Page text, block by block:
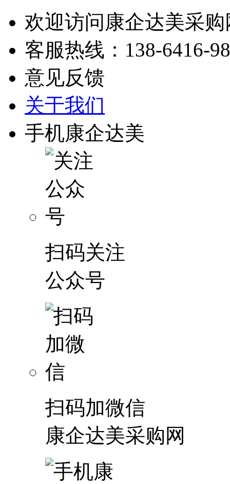
欢迎访问康企达美采购
客服热线： 138-6416-
意见反馈
关于我们
手机康企达美
扫码关注
公众号
扫码加微信
康企达美采购网